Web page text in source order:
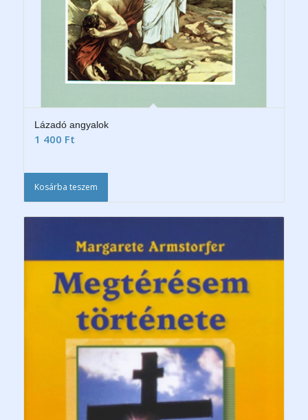
Lázadó angyalok
1 400 Ft
Kosárba teszem